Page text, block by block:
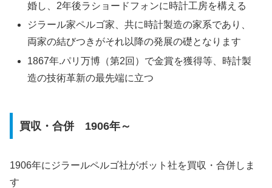
婚し、2年後ラショードフォンに時計工房を構える
ジラール家ペルゴ家、共に時計製造の家系であり、
両家の結びつきがそれ以降の発展の礎となります
1867年.パリ万博（第2回）で金賞を獲得等、時計製
造の技術革新の最先端に立つ
買収・合併 1906年～
1906年にジラールペルゴ社がボット社を買収・合併しま
す